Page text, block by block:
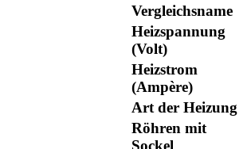
Vergleichsname
Heizspannung
(Volt)
Heizstrom
(Ampère)
Art der Heizung
Röhren mit
Sockel